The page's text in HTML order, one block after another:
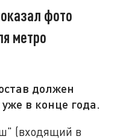
фото
метро
должен
в конце года.
(входящий в